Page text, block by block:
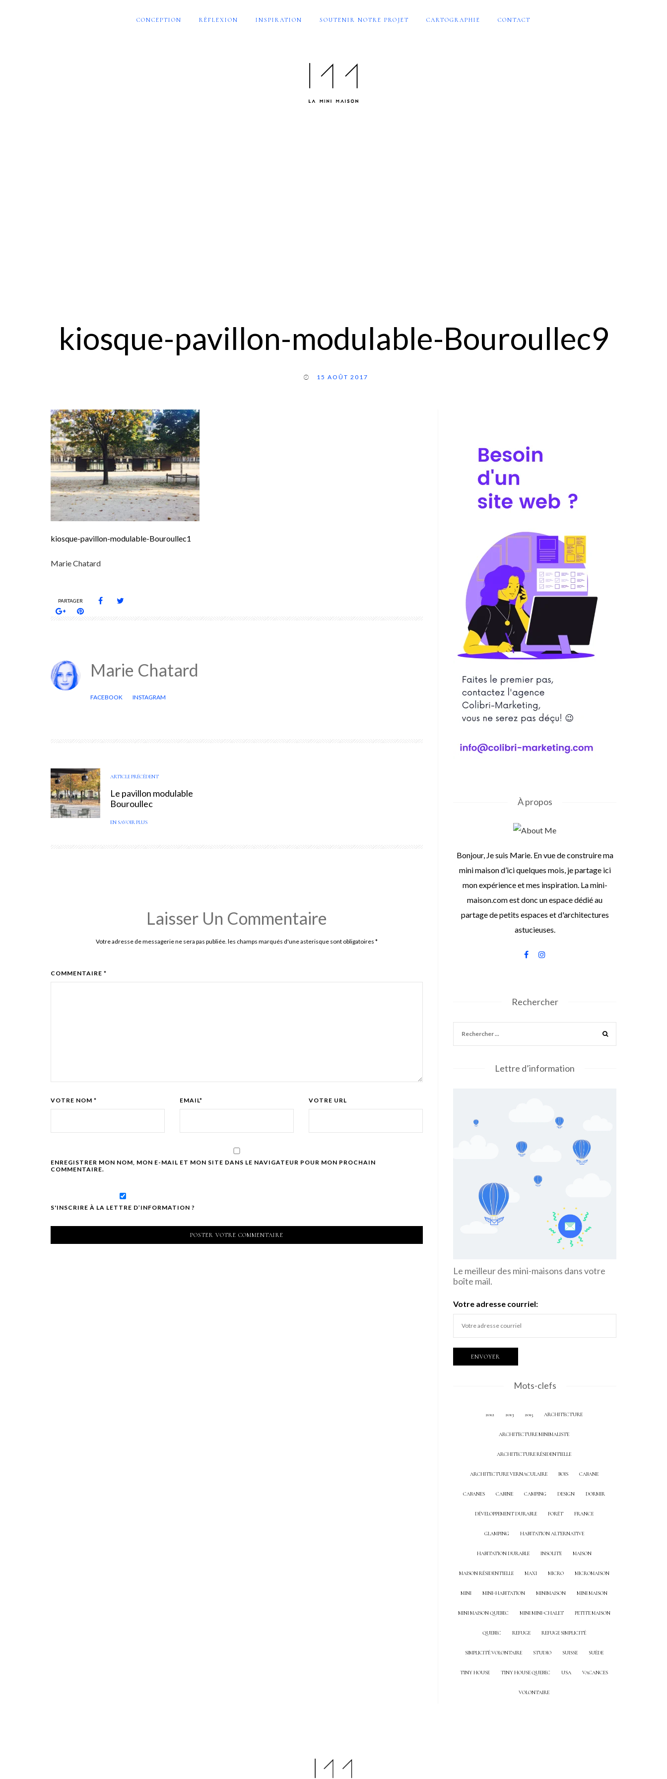
CONCEPTION RÉFLEXION INSPIRATION SOUTENIR NOTRE PROJET CARTOGRAPHIE CONTACT
kiosque-pavillon-modulable-Bouroullec9
15 AOÛT 2017
kiosque-pavillon-modulable-Bouroullec1
Marie Chatard
PARTAGER
Marie Chatard
FACEBOOK INSTAGRAM
ARTICLE PRÉCÉDENT
Le pavillon modulable
Bouroullec
EN SAVOIR PLUS
Laisser Un Commentaire
Votre adresse de messagerie ne sera pas publiée. les champs marqués d'une asterisque sont obligatoires *
COMMENTAIRE *
VOTRE NOM * EMAIL* VOTRE URL
ENREGISTRER MON NOM, MON E-MAIL ET MON SITE DANS LE NAVIGATEUR POUR MON PROCHAIN
COMMENTAIRE.
S'INSCRIRE À LA LETTRE D’INFORMATION ?
À propos
Bonjour, Je suis Marie. En vue de construire ma
mini maison d’ici quelques mois, je partage ici
mon expérience et mes inspiration. La mini-
maison.com est donc un espace dédié au
partage de petits espaces et d'architectures
astucieuses.
Rechercher
Lettre d’information
Le meilleur des mini-maisons dans votre
boîte mail.
Votre adresse courriel:
Mots-clefs
2012 2013 2015 ARCHITECTURE
ARCHITECTURE MINIMALISTE
ARCHITECTURE RÉSIDENTIELLE
ARCHITECTURE VERNACULAIRE BOIS CABANE
CABANES CABINE CAMPING DESIGN DORMIR
DÉVELOPPEMENT DURABLE FORÊT FRANCE
GLAMPING HABITATION ALTERNATIVE
HABITATION DURABLE INSOLITE MAISON
MAISON RÉSIDENTIELLE MAXI MICRO MICROMAISON
MINI MINI-HABITATION MINIMAISON MINI MAISON
MINI MAISON QUEBEC MINI MINI-CHALET PETITE MAISON
QUEBEC REFUGE REFUGE SIMPLICITÉ
SIMPLICITÉ VOLONTAIRE STUDIO SUISSE SUÈDE
TINY HOUSE TINY HOUSE QUEBEC USA VACANCES
VOLONTAIRE